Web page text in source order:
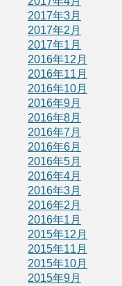
2017年3月
2017年2月
2017年1月
2016年12月
2016年11月
2016年10月
2016年9月
2016年8月
2016年7月
2016年6月
2016年5月
2016年4月
2016年3月
2016年2月
2016年1月
2015年12月
2015年11月
2015年10月
2015年9月